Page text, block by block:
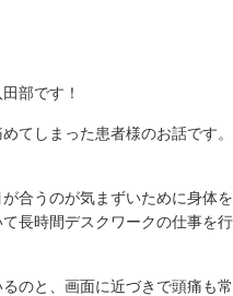
部です！
てしまった患者様のお話です。
合うのが気まずいために身体を
長時間デスクワークの仕事を行
のと、画面に近づきで頭痛も常